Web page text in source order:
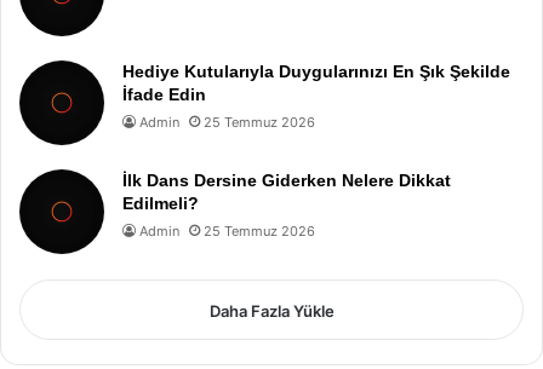
Hediye Kutularıyla Duygularınızı En Şık Şekilde
İfade Edin
Admin 25 Temmuz 2026
İlk Dans Dersine Giderken Nelere Dikkat
Edilmeli?
Admin 25 Temmuz 2026
Daha Fazla Yükle